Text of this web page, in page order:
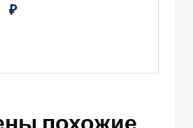
₽
похожие